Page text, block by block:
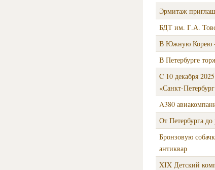
Эрмитаж
БДТ им. Г.А.
В Южную Корею ⁠–
В Петербурге
C 10 декабря
«Санкт-
A380
От Петербурга до
Бронзовую
антиквар
XIX Детский